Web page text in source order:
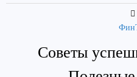
Советы